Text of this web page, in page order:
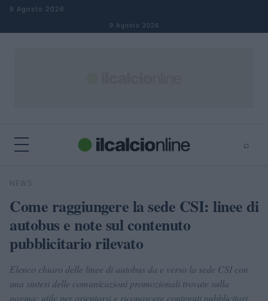
Salta al contenuto
9 Agosto 2026
9 Agosto 2026
⌕
Cerca
NEWS
Come raggiungere la sede CSI: linee di
autobus e note sul contenuto
pubblicitario rilevato
Elenco chiaro delle linee di autobus da e verso la sede CSI con
una sintesi delle comunicazioni promozionali trovate sulla
pagina; utile per orientarsi e riconoscere contenuti pubblicitari